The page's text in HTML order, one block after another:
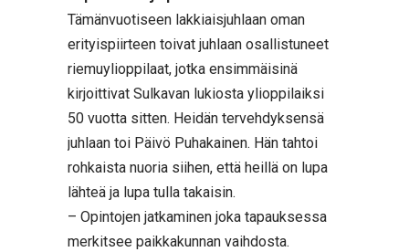
Tämänvuotiseen lakkiaisjuhlaan oman
erityispiirteen toivat juhlaan osallistuneet
riemuylioppilaat, jotka ensimmäisinä
kirjoittivat Sulkavan lukiosta ylioppilaiksi
50 vuotta sitten. Heidän tervehdyksensä
juhlaan toi Päivö Puhakainen. Hän tahtoi
rohkaista nuoria siihen, että heillä on lupa
lähteä ja lupa tulla takaisin.
– Opintojen jatkaminen joka tapauksessa
merkitsee paikkakunnan vaihdosta.